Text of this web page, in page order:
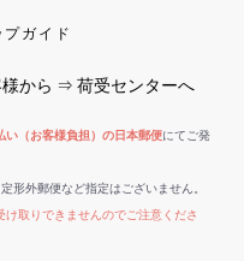
プガイド
様から ⇒ 荷受センターへ
い（お客様負担）の日本郵便にてご発
形外郵便など指定はございません。
け取りできませんのでご注意くださ